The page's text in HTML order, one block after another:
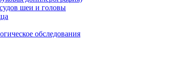
шеи и головы
обследования